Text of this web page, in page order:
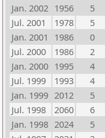
Jan. 2002 1956 5
Jul. 2001
1978 5
Jan. 2001
1986 0
Jul. 2000
1986 2
Jan. 2000 1995 4
Jul. 1999
1993 4
Jan. 1999 2012 5
Jul. 1998
2060 6
Jan. 1998 2024 5